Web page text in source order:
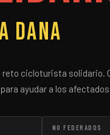
DANA
reto cicloturista solidario.
ayudar a los afectados
NO FEDERADOS